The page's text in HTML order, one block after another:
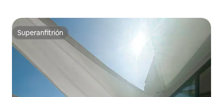
Superanfitrión
Superanfitrión